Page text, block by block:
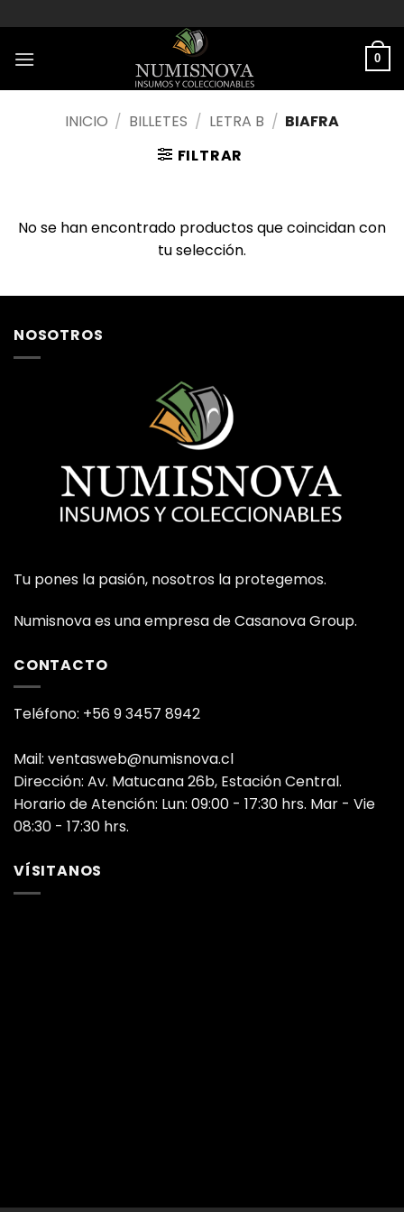
al
contenido
0
INICIO / BILLETES / LETRA B / BIAFRA
FILTRAR
No se han encontrado productos que coincidan con
tu selección.
NOSOTROS
Tu pones la pasión, nosotros la protegemos.
Numisnova es una empresa de Casanova Group.
CONTACTO
Teléfono: +56 9 3457 8942
Mail: ventasweb@numisnova.cl
Dirección: Av. Matucana 26b, Estación Central.
Horario de Atención: Lun: 09:00 - 17:30 hrs. Mar - Vie
08:30 - 17:30 hrs.
VÍSITANOS